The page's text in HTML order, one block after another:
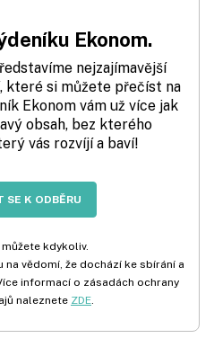
Ekonom.
nejzajímavější
které si můžete přečíst na
Ekonom vám už více jak
obsah, bez kterého
vás rozvíjí a baví!
SE K ODBĚRU
kdykoliv.
vědomí, že dochází ke sbírání a
informací o zásadách ochrany
naleznete ZDE.